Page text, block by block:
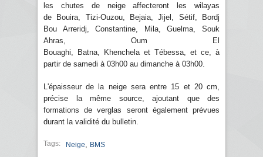
les chutes de neige affecteront les wilayas
de Bouira, Tizi-Ouzou, Bejaia, Jijel, Sétif, Bordj
Bou Arreridj, Constantine, Mila, Guelma, Souk
Ahras, Oum El
Bouaghi, Batna, Khenchela et Tébessa, et ce, à
partir de samedi à 03h00 au dimanche à 03h00.
L'épaisseur de la neige sera entre 15 et 20 cm,
précise la même source, ajoutant que des
formations de verglas seront également prévues
durant la validité du bulletin.
Tags: Neige BMS